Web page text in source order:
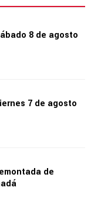
8 de agosto
7 de agosto
de